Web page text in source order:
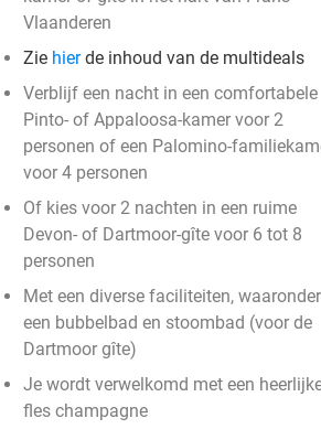
Vlaanderen
Zie hierde inhoud van de multideals
Verblijf een nacht in een comfortabele
Pinto- of Appaloosa-kamer voor 2
personen of een Palomino-
voor 4 personen
Of kies voor 2 nachten in een ruime
Devon- of Dartmoor-gîte voor 6 tot 8
personen
Met een diverse faciliteiten, waaronder
een bubbelbad en stoombad (voor de
Dartmoor gîte)
Je wordt verwelkomd met een
fles champagne